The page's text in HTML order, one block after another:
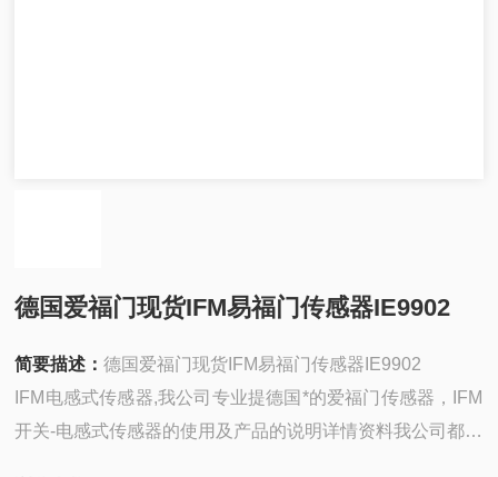
德国爱福门现货IFM易福门传感器IE9902
简要描述：德国爱福门现货IFM易福门传感器IE9902
IFM电感式传感器,我公司专业提德国*的爱福门传感器，IFM
开关-电感式传感器的使用及产品的说明详情资料我公司都可